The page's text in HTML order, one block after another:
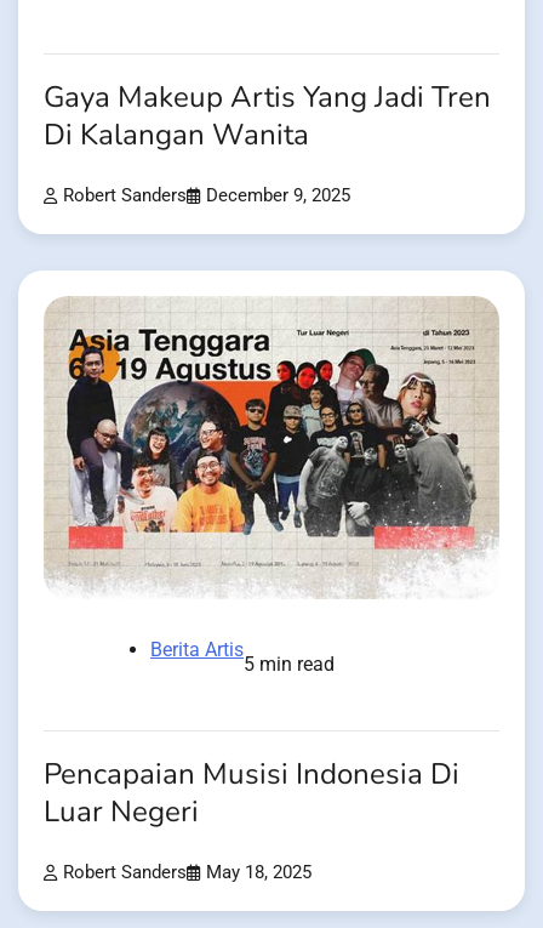
Gaya Makeup Artis Yang Jadi Tren
Di Kalangan Wanita
Robert Sanders December 9, 2025
Berita Artis
5 min read
Pencapaian Musisi Indonesia Di
Luar Negeri
Robert Sanders May 18, 2025